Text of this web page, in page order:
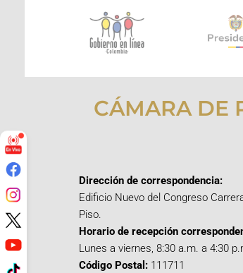
CÁMARA DE
Dirección de correspondencia:
Edificio Nuevo del Congreso
Piso.
Horario de recepción
Lunes a viernes, 8:30 a.m. a 4:30
Código Postal: 111711